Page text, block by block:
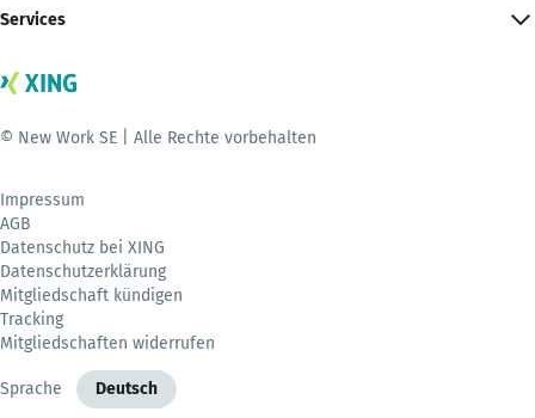
Services
© New Work SE | Alle Rechte vorbehalten
Impressum
AGB
Datenschutz bei XING
Datenschutzerklärung
Mitgliedschaft kündigen
Tracking
Mitgliedschaften widerrufen
Sprache Deutsch